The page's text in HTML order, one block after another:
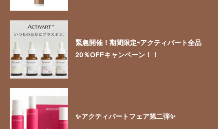
緊急開催！期間限定⇨アクティバート全品
20％OFFキャンペーン！！
✨アクティバートフェア第二弾✨